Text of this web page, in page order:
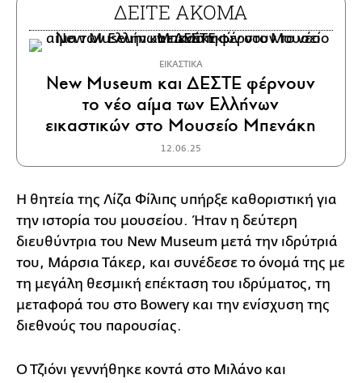
ΔΕΙΤΕ ΑΚΟΜΑ
ΕΙΚΑΣΤΙΚΑ
New Museum και ΔΕΣΤΕ φέρνουν
το νέο αίμα των Ελλήνων
εικαστικών στο Μουσείο Μπενάκη
12.06.25
Η θητεία της Λίζα Φίλιπς υπήρξε καθοριστική για
την ιστορία του μουσείου. Ήταν η δεύτερη
διευθύντρια του New Museum μετά την ιδρύτριά
του, Μάρσια Τάκερ, και συνέδεσε το όνομά της με
τη μεγάλη θεσμική επέκταση του ιδρύματος, τη
μεταφορά του στο Bowery και την ενίσχυση της
διεθνούς του παρουσίας.
Ο Τζιόνι γεννήθηκε κοντά στο Μιλάνο και